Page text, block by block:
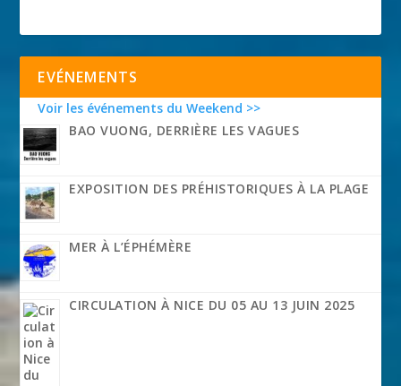
EVÉNEMENTS
Voir les événements du Weekend >>
BAO VUONG, DERRIÈRE LES VAGUES
EXPOSITION DES PRÉHISTORIQUES À LA PLAGE
MER À L’ÉPHÉMÈRE
CIRCULATION À NICE DU 05 AU 13 JUIN 2025